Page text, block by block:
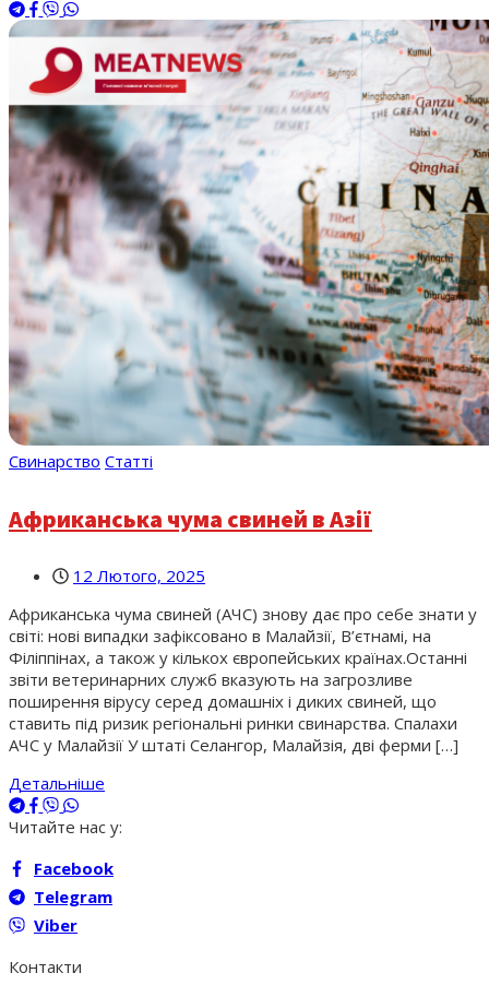
Свинарство Статті
Африканська чума свиней в Азії
12 Лютого, 2025
Африканська чума свиней (АЧС) знову дає про себе знати у
світі: нові випадки зафіксовано в Малайзії, В’єтнамі, на
Філіппінах, а також у кількох європейських країнах.Останні
звіти ветеринарних служб вказують на загрозливе
поширення вірусу серед домашніх і диких свиней, що
ставить під ризик регіональні ринки свинарства. Спалахи
АЧС у Малайзії У штаті Селангор, Малайзія, дві ферми […]
Детальніше
Читайте нас у:
Facebook
Telegram
Viber
Контакти